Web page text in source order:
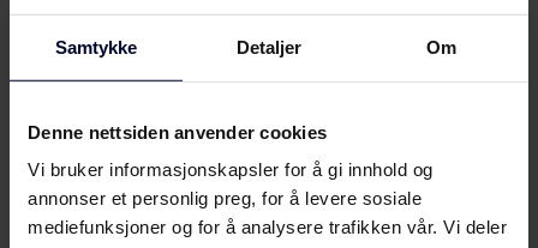
Samtykke Detaljer Om
Denne nettsiden anvender cookies
Vi bruker informasjonskapsler for å gi innhold og
annonser et personlig preg, for å levere sosiale
mediefunksjoner og for å analysere trafikken vår. Vi deler
(DK,EN,FI,SV,NO)
Brukermanual
(DK,EN,FI,NO,SV)
Hent alt (3) Hent utvalgt
Vis mer
MøtGram